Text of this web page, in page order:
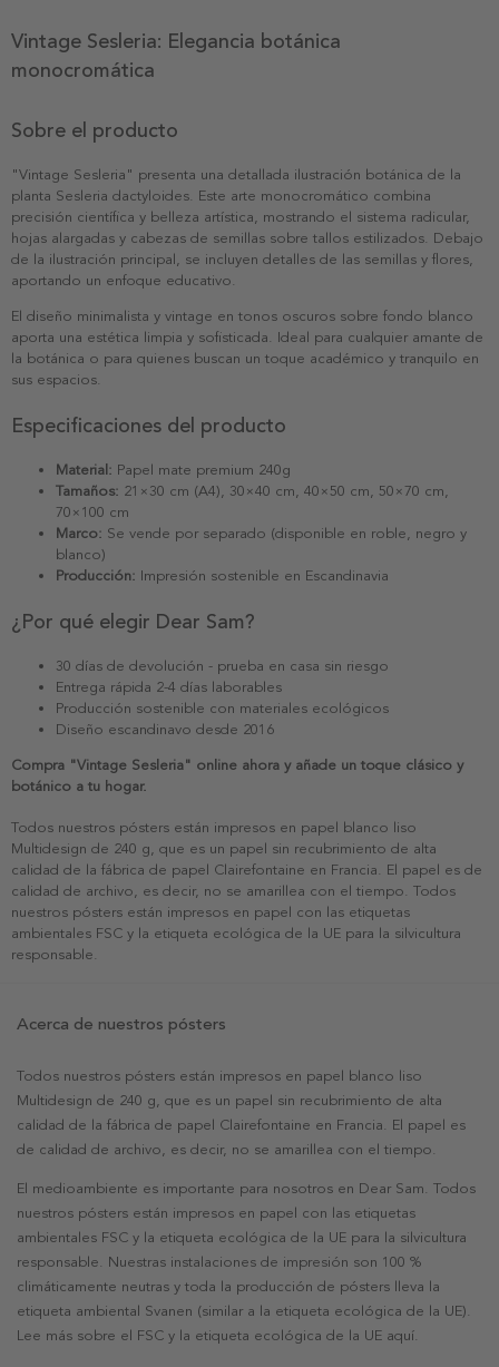
Vintage Sesleria: Elegancia botánica
monocromática
Sobre el producto
"Vintage Sesleria" presenta una detallada ilustración botánica de la
planta Sesleria dactyloides. Este arte monocromático combina
precisión científica y belleza artística, mostrando el sistema radicular,
hojas alargadas y cabezas de semillas sobre tallos estilizados. Debajo
de la ilustración principal, se incluyen detalles de las semillas y flores,
aportando un enfoque educativo.
El diseño minimalista y vintage en tonos oscuros sobre fondo blanco
aporta una estética limpia y sofisticada. Ideal para cualquier amante de
la botánica o para quienes buscan un toque académico y tranquilo en
sus espacios.
Especificaciones del producto
Material: Papel mate premium 240g
Tamaños: 21×30 cm (A4), 30×40 cm, 40×50 cm, 50×70 cm,
70×100 cm
Marco: Se vende por separado (disponible en roble, negro y
blanco)
Producción: Impresión sostenible en Escandinavia
¿Por qué elegir Dear Sam?
30 días de devolución - prueba en casa sin riesgo
Entrega rápida 2-4 días laborables
Producción sostenible con materiales ecológicos
Diseño escandinavo desde 2016
Compra "Vintage Sesleria" online ahora y añade un toque clásico y
botánico a tu hogar.
Todos nuestros pósters están impresos en papel blanco liso
Multidesign de 240 g, que es un papel sin recubrimiento de alta
calidad de la fábrica de papel Clairefontaine en Francia. El papel es de
calidad de archivo, es decir, no se amarillea con el tiempo. Todos
nuestros pósters están impresos en papel con las etiquetas
ambientales FSC y la etiqueta ecológica de la UE para la silvicultura
responsable.
Acerca de nuestros pósters
Todos nuestros pósters están impresos en papel blanco liso
Multidesign de 240 g, que es un papel sin recubrimiento de alta
calidad de la fábrica de papel Clairefontaine en Francia. El papel es
de calidad de archivo, es decir, no se amarillea con el tiempo.
El medioambiente es importante para nosotros en Dear Sam. Todos
nuestros pósters están impresos en papel con las etiquetas
ambientales FSC y la etiqueta ecológica de la UE para la silvicultura
responsable. Nuestras instalaciones de impresión son 100 %
climáticamente neutras y toda la producción de pósters lleva la
etiqueta ambiental Svanen (similar a la etiqueta ecológica de la UE).
Lee más sobre el FSC y la etiqueta ecológica de la UE aquí.